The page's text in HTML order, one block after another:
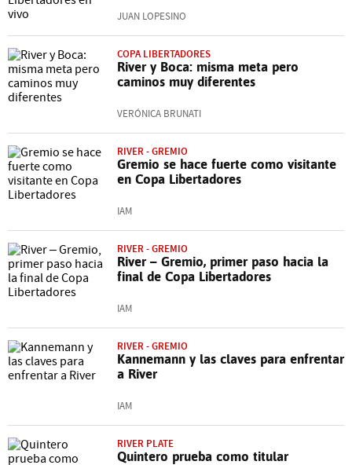
JUAN LOPESINO
COPA LIBERTADORES
River y Boca: misma meta pero
caminos muy diferentes
VERÓNICA BRUNATI
RIVER - GREMIO
Gremio se hace fuerte como visitante
en Copa Libertadores
IAM
RIVER - GREMIO
River – Gremio, primer paso hacia la
final de Copa Libertadores
IAM
RIVER - GREMIO
Kannemann y las claves para enfrentar
a River
IAM
RIVER PLATE
Quintero prueba como titular